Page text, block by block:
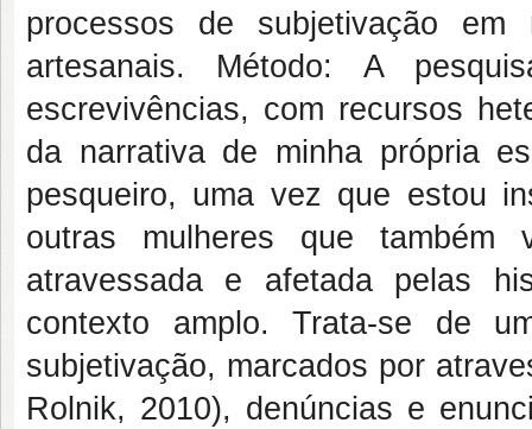
processos de subjetivação
artesanais. Método: A
escrevivências, com recursos
da narrativa de minha própria
pesqueiro, uma vez que estou
outras mulheres que
atravessada e afetada pelas
contexto amplo. Trata-se de
subjetivação, marcados por
Rolnik, 2010), denúncias e